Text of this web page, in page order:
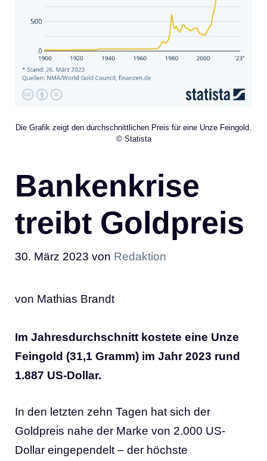
Die Grafik zeigt den durchschnittlichen Preis für eine Unze Feingold.
© Statista
Bankenkrise
treibt Goldpreis
30. März 2023 von Redaktion
von Mathias Brandt
Im Jahresdurchschnitt kostete eine Unze
Feingold (31,1 Gramm) im Jahr 2023 rund
1.887 US-Dollar.
In den letzten zehn Tagen hat sich der
Goldpreis nahe der Marke von 2.000 US-
Dollar eingependelt – der höchste